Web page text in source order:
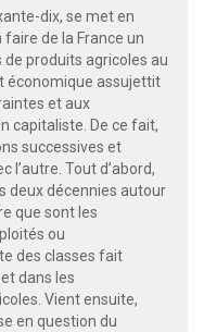
dix, se met en
faire de la France un
produits agricoles au
économique assujettit
et aux
capitaliste. De ce fait,
successives et
l’autre. Tout d’abord,
deux décennies autour
que sont les
ou
des classes fait
dans les
Vient ensuite,
en question du